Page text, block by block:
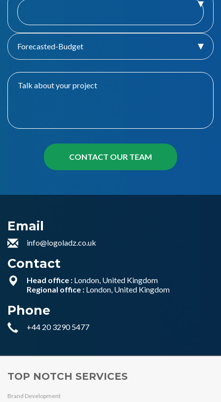
Forecasted-Budget
Email
info@logoladz.co.uk
Contact
Head office : London, United Kingdom
Regional office : London, United Kingdom
Phone
+44 20 3290 5477
TOP NOTCH SERVICES
Brand Development